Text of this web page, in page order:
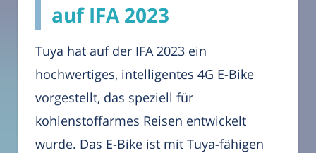
auf IFA 2023
Tuya hat auf der IFA 2023 ein
hochwertiges, intelligentes 4G E-Bike
vorgestellt, das speziell für
kohlenstoffarmes Reisen entwickelt
wurde. Das E-Bike ist mit Tuya-fähigen